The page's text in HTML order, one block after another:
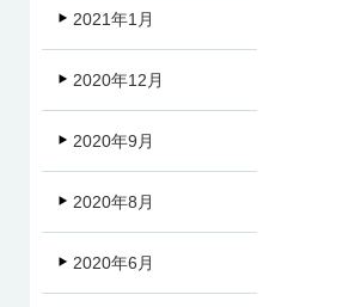
2021年1月
2020年12月
2020年9月
2020年8月
2020年6月